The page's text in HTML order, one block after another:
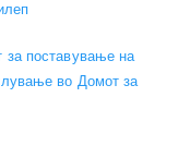
за поставување на
во Домот за